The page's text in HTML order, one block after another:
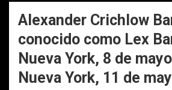
Alexander Crichlow
conocido como Lex
Nueva York, 8 de
Nueva York, 11 de